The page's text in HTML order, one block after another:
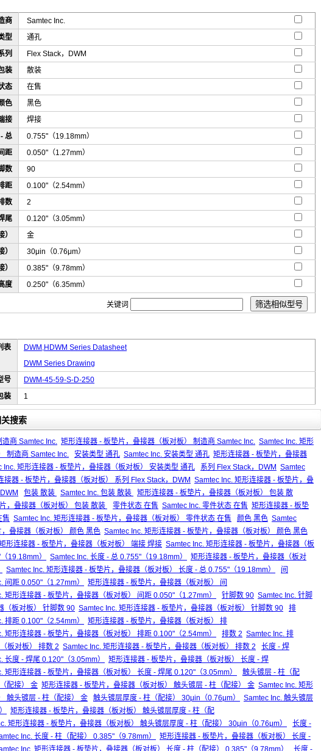
商
Samtec Inc.
型
通孔
列
Flex Stack，DWM
装
散装
态
在售
色
黑色
接
焊接
总
0.755"（19.18mm）
距
0.050"（1.27mm）
数
90
距
0.100"（2.54mm）
数
2
尾
0.120"（3.05mm）
金
30μin（0.76μm）
0.385"（9.78mm）
度
0.250"（6.35mm）
关键词
表
DWM,HDWM Series Datasheet
DWM Series Drawing
号
DWM-45-59-S-D-250
装
1
搜索
造商 Samtec Inc. 矩形连接器 - 板垫片，叠接器（板对板） 制造商 Samtec Inc. Samtec Inc. 矩形
制造商 Samtec Inc.
安装类型 通孔 Samtec Inc. 安装类型 通孔 矩形连接器 - 板垫片，叠接器
Inc. 矩形连接器 - 板垫片，叠接器（板对板） 安装类型 通孔 系列 Flex Stack，DWM Samtec
接器 - 板垫片，叠接器（板对板） 系列 Flex Stack，DWM Samtec Inc. 矩形连接器 - 板垫片，叠
包装 散装 Samtec Inc. 包装 散装
矩形连接器 - 板垫片，叠接器（板对板） 包装 散
，叠接器（板对板） 包装 散装 零件状态 在售 Samtec Inc. 零件状态 在售 矩形连接器 - 板垫
售 Samtec Inc. 矩形连接器 - 板垫片，叠接器（板对板） 零件状态 在售 颜色 黑色 Samtec
叠接器（板对板） 颜色 黑色 Samtec Inc. 矩形连接器 - 板垫片，叠接器（板对板） 颜色 黑色
形连接器 - 板垫片，叠接器（板对板） 端接 焊接 Samtec Inc. 矩形连接器 - 板垫片，叠接器（板
19.18mm） Samtec Inc. 长度 - 总 0.755"（19.18mm）
矩形连接器 - 板垫片，叠接器（板对
Samtec Inc. 矩形连接器 - 板垫片，叠接器（板对板） 长度 - 总 0.755"（19.18mm）
间
间距 0.050"（1.27mm）
矩形连接器 - 板垫片，叠接器（板对板） 间
矩形连接器 - 板垫片，叠接器（板对板） 间距 0.050"（1.27mm） 针脚数 90 Samtec Inc. 针脚
（板对板） 针脚数 90 Samtec Inc. 矩形连接器 - 板垫片，叠接器（板对板） 针脚数 90
排
排距 0.100"（2.54mm）
矩形连接器 - 板垫片，叠接器（板对板） 排
矩形连接器 - 板垫片，叠接器（板对板） 排距 0.100"（2.54mm） 排数 2 Samtec Inc. 排
板对板） 排数 2 Samtec Inc. 矩形连接器 - 板垫片，叠接器（板对板） 排数 2
长度 - 焊
长度 - 焊尾 0.120"（3.05mm）
矩形连接器 - 板垫片，叠接器（板对板） 长度 - 焊
矩形连接器 - 板垫片，叠接器（板对板） 长度 - 焊尾 0.120"（3.05mm）
触头镀层 - 柱（配
配接） 金 矩形连接器 - 板垫片，叠接器（板对板） 触头镀层 - 柱（配接） 金 Samtec Inc. 矩形
触头镀层 - 柱（配接） 金
触头镀层厚度 - 柱（配接） 30μin（0.76μm）
Samtec Inc. 触头镀层
矩形连接器 - 板垫片，叠接器（板对板） 触头镀层厚度 - 柱（配
矩形连接器 - 板垫片，叠接器（板对板） 触头镀层厚度 - 柱（配接） 30μin（0.76μm）
长度 -
Inc. 长度 - 柱（配接） 0.385"（9.78mm）
矩形连接器 - 板垫片，叠接器（板对板） 长度 -
Inc. 矩形连接器 - 板垫片，叠接器（板对板） 长度 - 柱（配接） 0.385"（9.78mm） 长度 -